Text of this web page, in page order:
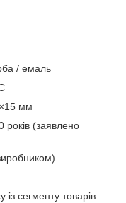
/ емаль
мм
років (заявлено
із сегменту товарів